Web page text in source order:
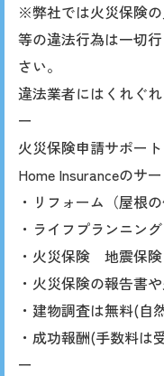
※弊社では火災保険
等の違法行為は一切
さい。
違法業者にはくれぐ
ー
火災保険申請サポート
Home Insuranceのサ
・リフォーム（屋根の
・ライフプランニング
・火災保険 地震保
・火災保険の報告書
・建物調査は無料(自
・成功報酬(手数料は
ー